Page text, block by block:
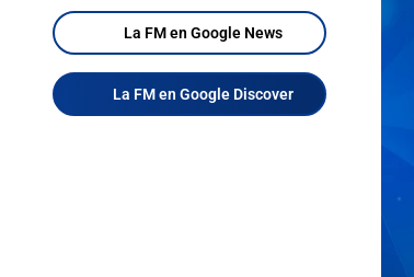
La FM en Google News
La FM en Google Discover